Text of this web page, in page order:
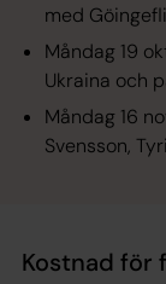
med
Måndag 19
Ukraina och
Måndag 16
Svensson,
Kostnad för